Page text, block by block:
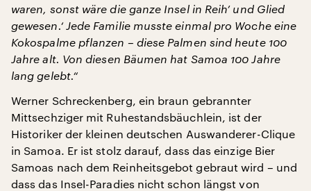
waren, sonst wäre die ganze Insel in Reih’ und Glied
gewesen.‘ Jede Familie musste einmal pro Woche eine
Kokospalme pflanzen – diese Palmen sind heute 100
Jahre alt. Von diesen Bäumen hat Samoa 100 Jahre
lang gelebt.“
Werner Schreckenberg, ein braun gebrannter
Mittsechziger mit Ruhestandsbäuchlein, ist der
Historiker der kleinen deutschen Auswanderer-Clique
in Samoa. Er ist stolz darauf, dass das einzige Bier
Samoas nach dem Reinheitsgebot gebraut wird – und
dass das Insel-Paradies nicht schon längst von